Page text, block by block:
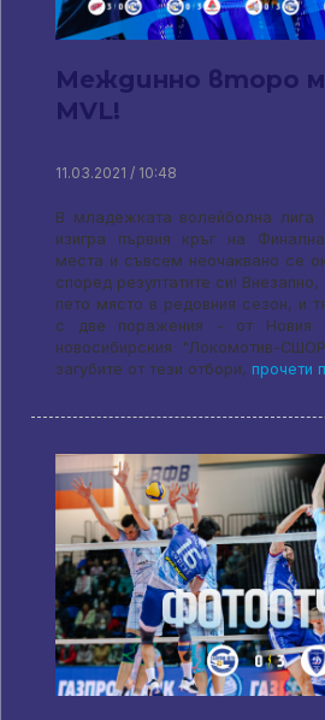
Междинно второ
MVL!
11.03.2021 / 10:48
В младежката волейболна лига
изигра първия кръг на
места и съвсем неочаквано се
според резултатите си!
пето място в редовния сезон, и
с две поражения - от Новия
новосибирския "Локомотив-
загубите от тези отбори, прочети